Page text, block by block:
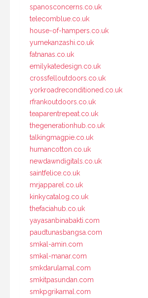
spanosconcerns.co.uk
telecomblue.co.uk
house-of-hampers.co.uk
yumekanzashi.co.uk
fatnanas.co.uk
emilykatedesign.co.uk
crossfelloutdoors.co.uk
yorkroadreconditioned.co.uk
rfrankoutdoors.co.uk
teaparentrepeat.co.uk
thegenerationhub.co.uk
talkingmagpie.co.uk
humancotton.co.uk
newdawndigitals.co.uk
saintfelice.co.uk
mrjapparel.co.uk
kinkycatalog.co.uk
thefaciahub.co.uk
yayasanbinabakti.com
paudtunasbangsa.com
smkal-amin.com
smkal-manar.com
smkdarulamal.com
smkitpasundan.com
smkpgrikamal.com